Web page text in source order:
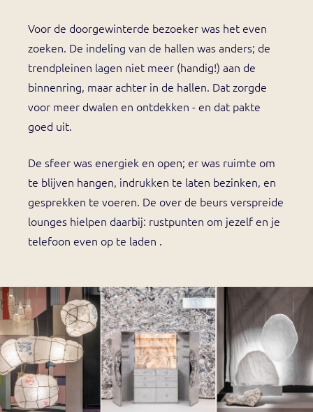
Voor de doorgewinterde bezoeker was het even
zoeken. De indeling van de hallen was anders; de
trendpleinen lagen niet meer (handig!) aan de
binnenring, maar achter in de hallen. Dat zorgde
voor meer dwalen en ontdekken - en dat pakte
goed uit.
De sfeer was energiek en open; er was ruimte om
te blijven hangen, indrukken te laten bezinken, en
gesprekken te voeren. De over de beurs verspreide
lounges hielpen daarbij: rustpunten om jezelf en je
telefoon even op te laden .